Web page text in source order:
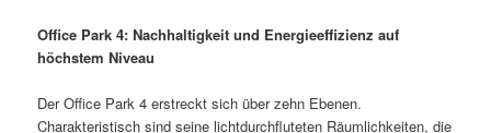
Office Park 4: Nachhaltigkeit und Energieeffizienz auf
höchstem Niveau
Der Office Park 4 erstreckt sich über zehn Ebenen.
Charakteristisch sind seine lichtdurchfluteten Räumlichkeiten, die